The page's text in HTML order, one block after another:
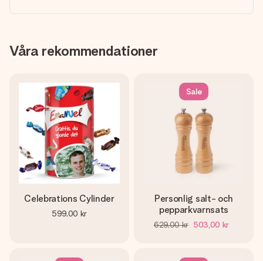
Våra rekommendationer
Celebrations Cylinder
599,00 kr
Sale
Personlig salt- och
pepparkvarnsats
629,00 kr 503,00 kr